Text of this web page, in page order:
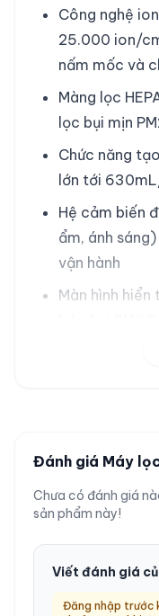
Công nghệ
25.000 ion/
nấm mốc và
Màng lọc
lọc bụi mịn
Chức năng
lớn tới
Hệ cảm biến
ẩm, ánh
vận hành
Màn hình
Vận hành êm
Model
Loại
Diện tích lọc khí
Đánh giá Máy
Chưa có đánh giá
sản phẩm này!
Viết đánh giá
Đăng nhập trước